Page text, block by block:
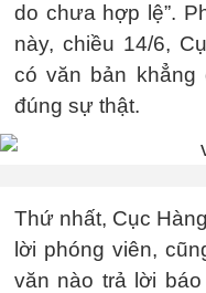
do chưa hợp lệ”.
này, chiều 14/6,
có văn bản khẳng
đúng sự thật.
Thứ nhất, Cục
lời phóng viên,
văn nào trả lời